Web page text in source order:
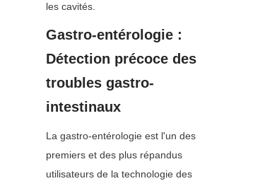
les cavités.
Gastro-entérologie :
Détection précoce des
troubles gastro-
intestinaux
La gastro-entérologie est l'un des
premiers et des plus répandus
utilisateurs de la technologie des